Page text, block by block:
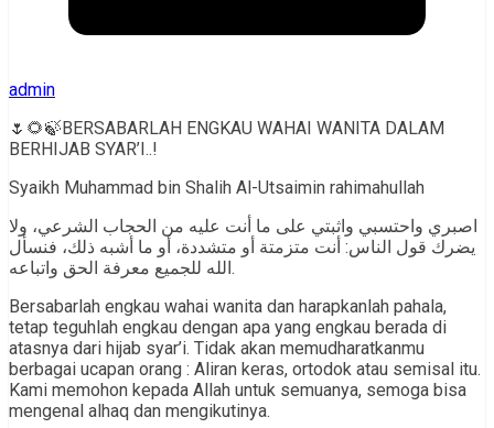
admin
🌷🌻🍃BERSABARLAH ENGKAU WAHAI WANITA DALAM
BERHIJAB SYAR’I..!
Syaikh Muhammad bin Shalih Al-Utsaimin rahimahullah
اصبري واحتسبي واثبتي على ما أنت عليه من الحجاب الشرعي، ولا
يضرك قول الناس: أنت متزمتة أو متشددة، أو ما أشبه ذلك، فنسأل
الله للجميع معرفة الحق واتباعه.
Bersabarlah engkau wahai wanita dan harapkanlah pahala,
tetap teguhlah engkau dengan apa yang engkau berada di
atasnya dari hijab syar’i. Tidak akan memudharatkanmu
berbagai ucapan orang : Aliran keras, ortodok atau semisal itu.
Kami memohon kepada Allah untuk semuanya, semoga bisa
mengenal alhaq dan mengikutinya.